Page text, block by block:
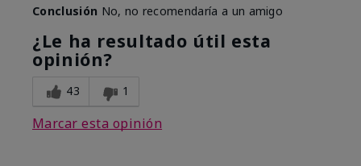
Conclusión No, no recomendaría a un amigo
¿Le ha resultado útil esta
opinión?
43 1
Marcar esta opinión